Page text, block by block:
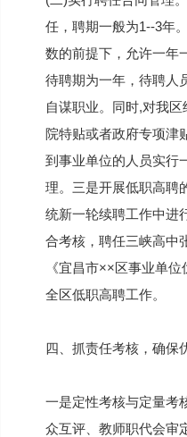
任，聘期一般为1--3年
数的前提下，允许一年
待聘期为一年，待聘人
自谋职业。同时,对我
院特贴或者政府专项津
到事业单位的人员实行
理。三是开展低职高聘
统新一轮续聘工作中进
合考核，聘任三峡高中
《宜昌市××区事业单
全区低职高聘工作。
四、抓责任考核，确保
一是定性考核与定量考
众互评、教师职代会审